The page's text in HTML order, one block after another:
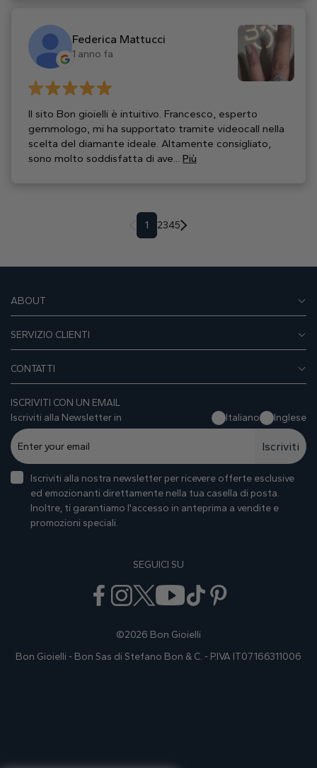
Federica Mattucci
1 anno fa
Il sito Bon gioielli è intuitivo. Francesco, esperto
gemmologo, mi ha supportato tramite videocall nella
scelta del diamante ideale. Altamente consigliato,
sono molto soddisfatta di ave... Più
1 2345
ABOUT
SERVIZIO CLIENTI
CONTATTI
ISCRIVITI CON UN EMAIL
Iscriviti alla Newsletter in
Italiano Inglese
Iscriviti
Iscriviti alla nostra newsletter per ricevere offerte esclusive
ed emozionanti direttamente nella tua casella di posta.
Inoltre, ti garantiamo I'accesso in anteprima a vendite e
promozioni speciali.
SEGUICI SU
©2026 Bon Gioielli
Bon Gioielli - Bon Sas di Stefano Bon & C. - P.IVA IT07166311006